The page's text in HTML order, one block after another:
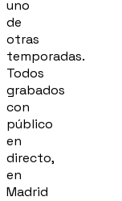
uno
de
otras
temporadas.
Todos
grabados
con
público
en
directo,
en
Madrid